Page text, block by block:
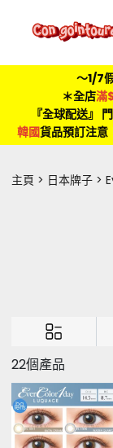
～1/7
＊全店滿
『全球配送』
韓國貨品預訂注意
主頁 日本牌子
22個產品